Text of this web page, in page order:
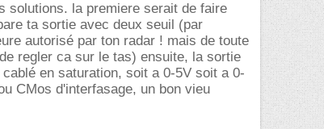
solutions. la premiere serait de faire
ta sortie avec deux seuil (par
autorisé par ton radar ! mais de toute
regler ca sur le tas) ensuite, la sortie
en saturation, soit a 0-5V soit a 0-
CMos d'interfasage, un bon vieu